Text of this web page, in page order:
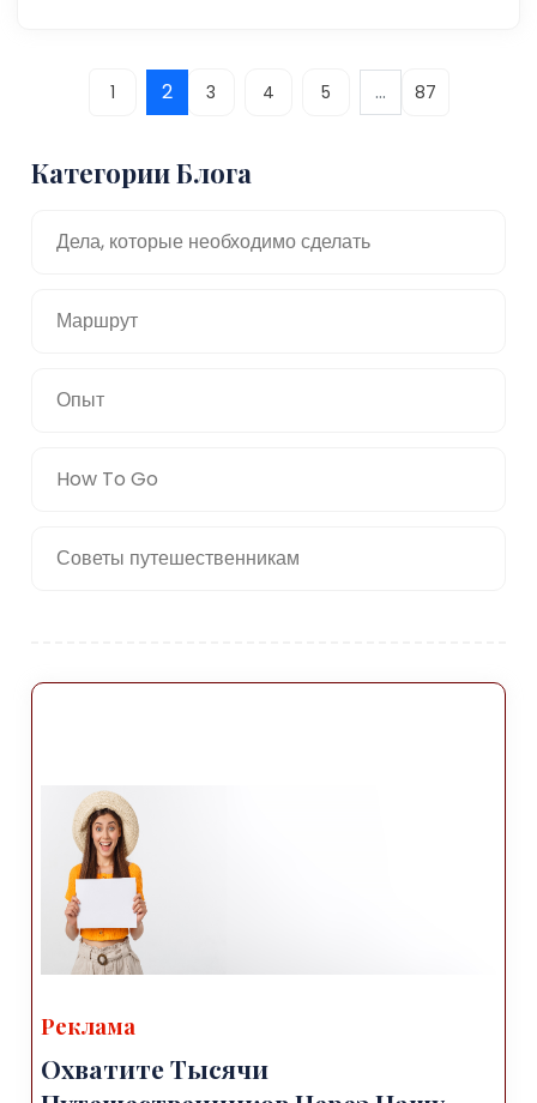
1 2 3 4 5 ... 87
Категории Блога
Дела, которые необходимо сделать
Маршрут
Опыт
How To Go
Советы путешественникам
Реклама
Охватите Тысячи